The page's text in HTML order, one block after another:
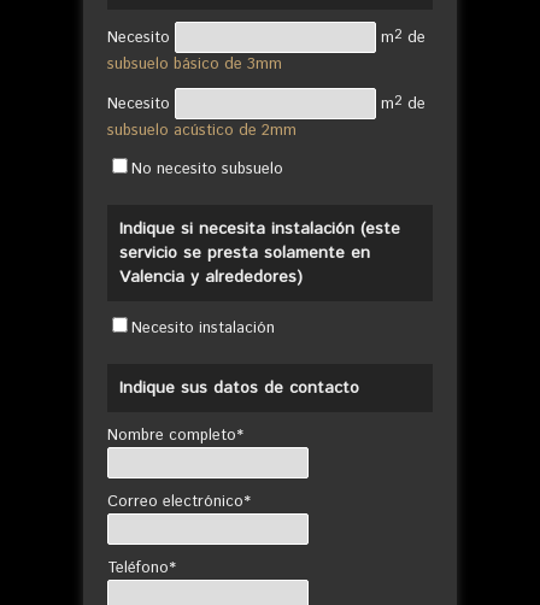
Necesito m2 de
subsuelo básico de 3mm
Necesito
m2 de
subsuelo acústico de 2mm
No necesito subsuelo
Indique si necesita instalación (este
servicio se presta solamente en
Valencia y alrededores)
Necesito instalación
Indique sus datos de contacto
Nombre completo*
Correo electrónico*
Teléfono*